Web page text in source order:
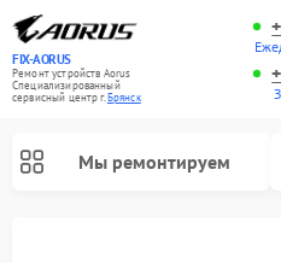
FIX-AORUS
Ремонт устройств Aorus
Специализированный
cервисный центр г.Брянск
Мы ремонтируем